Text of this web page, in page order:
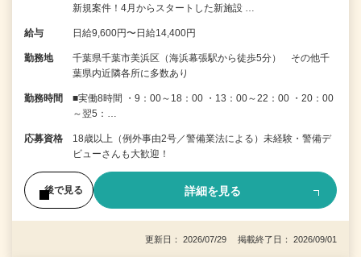
新規案件！4月からスタートした新施設 …
給与 日給9,600円〜日給14,400円
勤務地
千葉県千葉市美浜区（海浜幕張駅から徒歩5分） その他千
葉県内近隣各所に多数あり
勤務時間
■実働8時間 ・9：00～18：00 ・13：00～22：00 ・20：00
～翌5：…
応募資格
18歳以上（例外事由2号／警備業法による）未経験・警備デ
ビューさんも大歓迎！
後で見る 詳細を見る
更新日： 2026/07/29 掲載終了日： 2026/09/01